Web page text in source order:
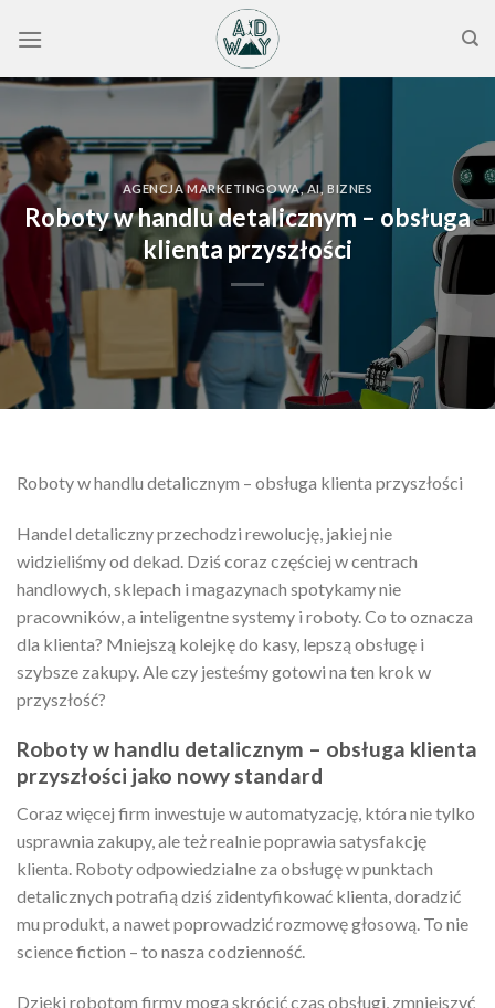
AGENCJA MARKETINGOWA,AI,BIZNES
Roboty w handlu detalicznym – obsługa
klienta przyszłości
Roboty w handlu detalicznym – obsługa klienta przyszłości
Handel detaliczny przechodzi rewolucję, jakiej nie
widzieliśmy od dekad. Dziś coraz częściej w centrach
handlowych, sklepach i magazynach spotykamy nie
pracowników, a inteligentne systemy i roboty. Co to oznacza
dla klienta? Mniejszą kolejkę do kasy, lepszą obsługę i
szybsze zakupy. Ale czy jesteśmy gotowi na ten krok w
przyszłość?
Roboty w handlu detalicznym – obsługa klienta
przyszłości jako nowy standard
Coraz więcej firm inwestuje w automatyzację, która nie tylko
usprawnia zakupy, ale też realnie poprawia satysfakcję
klienta. Roboty odpowiedzialne za obsługę w punktach
detalicznych potrafią dziś zidentyfikować klienta, doradzić
mu produkt, a nawet poprowadzić rozmowę głosową. To nie
science fiction – to nasza codzienność.
Dzięki robotom firmy mogą skrócić czas obsługi, zmniejszyć